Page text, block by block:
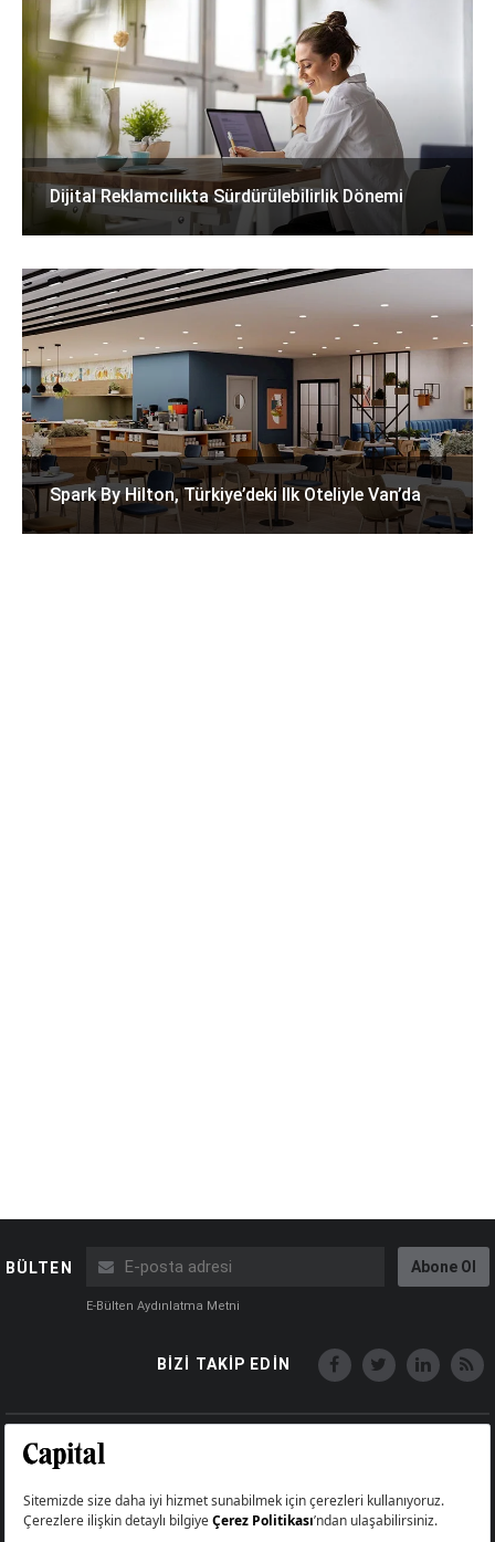
Dijital Reklamcılıkta Sürdürülebilirlik Dönemi
Spark By Hilton, Türkiye’deki Ilk Oteliyle Van’da
BÜLTEN Abone Ol
E-Bülten Aydınlatma Metni
BİZİ TAKİP EDİN
Big Medya Teknoloji A.Ş.
Üsküdar İstanbul Turkey